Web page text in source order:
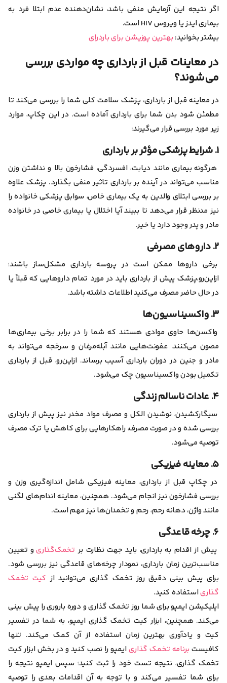
اگر نتیجه این آزمایش منفی باشد، نشان‌دهنده عدم ابتلا فرد به
بیماری ایدز یا ویروس HIV است.
بیشتر بخوانید: بهترین پوزیشن برای باردرای
در معاینات قبل از بارداری چه مواردی بررسی
می‌شوند؟
در معاینه قبل از بارداری، پزشک سلامت کلی شما را بررسی می‌کند تا
مطمئن شود بدن شما برای بارداری آماده است. در این چکاپ، موارد
زیر مورد بررسی قرار می‌گیرند:
۱. شرایط پزشکی مؤثر بر بارداری
هرگونه بیماری مانند دیابت، افسردگی، فشار‌خون بالا و نداشتن وزن
مناسب می‌تواند در آینده بر بارداری تاثیر منفی بگذارد. پزشک علاوه
بر بررسی ابتلای والدین به یک بیماری خاص، سوابق پزشکی خانواده را
نیز مد‌نظر قرار می‌دهد تا ببیند آیا اختلال یا بیماری خاصی در خانواده
مادر و پدر وجود دارد یا خیر.
۲. داروهای مصرفی
برخی دارو‌ها ممکن است در پروسه بارداری مشکل‌ساز باشند؛
از‌این‌رو،پزشک پیش از بارداری باید در مورد تمام دارو‌هایی که قبلاً یا
در حال حاضر مصرف می‌کنید اطلاعات داشته باشد.
۳. واکسیناسیون‌ها
واکسن‌ها حاوی موادی هستند که شما را در برابر برخی بیماری‌ها
مصون می‌کنند. عفونت‌هایی مانند آبله‌مرغان و سرخجه می‌تواند به
مادر و جنین در دوران بارداری آسیب برساند. از‌این‌رو، قبل از بارداری
تکمیل بودن واکسیناسیون چک می‌شود.
۴. عادات ناسالم زندگی
سیگار‌کشیدن، نوشیدن الکل و مصرف مواد مخدر نیز پیش از بارداری
بررسی شده و در صورت مصرف، راهکار‌هایی برای کاهش یا ترک مصرف
توصیه می‌شود.
۵. معاینه فیزیکی
در چکاپ قبل از بارداری، معاینه فیزیکی شامل اندازه‌گیری وزن و
بررسی فشار‌خون نیز انجام می‌شود. همچنین، معاینه اندام‌های لگنی
مانند واژن، دهانه رحم، رحم و تخمدان‌ها نیز مهم است.
۶. چرخه قاعدگی
پیش از اقدام به بارداری، باید جهت نظارت بر تخمک‌گذاریو تعیین
مناسب‌ترین زمان بارداری، نمودار چرخه‌های قاعدگی نیز بررسی شود.
برای پیش بینی دقیق روز تخمک گذاری می‌توانید از کیت تخمک
گذاریاستفاده کنید.
اپلیکیشن ایمپوبرای شما روز تخمک گذاری و دوره باروری را پیش بینی
می‌کند. همچنین، ابزار کیت تخمک گذاری ایمپو، به شما در تفسیر
کیت و یادآوری بهترین زمان استفاده از آن کمک می‌کند. تنها
کافیست برنامه تخمک گذاریایمپو را نصب کنید و در بخش ابزار کیت
تخمک گذاری، نتیجه تست خود را ثبت کنید؛ سپس ایمپو نتیجه را
برای شما تفسیر می‌کند و با توجه به آن اقدامات بعدی را توصیه